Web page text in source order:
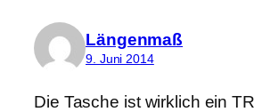
Längenmaß
9. Juni 2014
Die Tasche ist wirklich ein